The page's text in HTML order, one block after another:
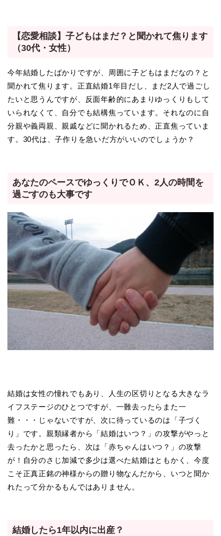
【恋愛相談】子どもはまだ？と聞かれて焦ります
（30代・女性）
今年結婚したばかりですが、周囲に子どもはまだなの？と
聞かれて焦ります。正直結婚1年目だし、まだ2人で過ごし
たいと思うんですが、反面年齢的にあまりゆっくりもして
いられなくて、自分でも結構焦っています。それなのに自
分親や義両親、親戚などに聞かれるため、正直焦っていま
す。30代は、子作りを急いだ方がいいのでしょうか？
あなたのペースでゆっくりでＯＫ、2人の時間を
過ごすのも大事です
結婚は女性の憧れでもあり、人生の区切りとなる大きなラ
イフステージのひとつですが、一難去ったらまた一
難・・・じゃないですが、次に待っているのは「子づく
り」です。親類縁者から「結婚はいつ？」の攻撃がやっと
去ったかと思ったら、次は「赤ちゃんはいつ？」の攻撃
が！自分のさじ加減で多少は選べた結婚はともかく、今度
こそ正真正銘の神様からの贈り物なんだから、いつと聞か
れたって分かるもんではありません。
結婚したら1年以内に出産？